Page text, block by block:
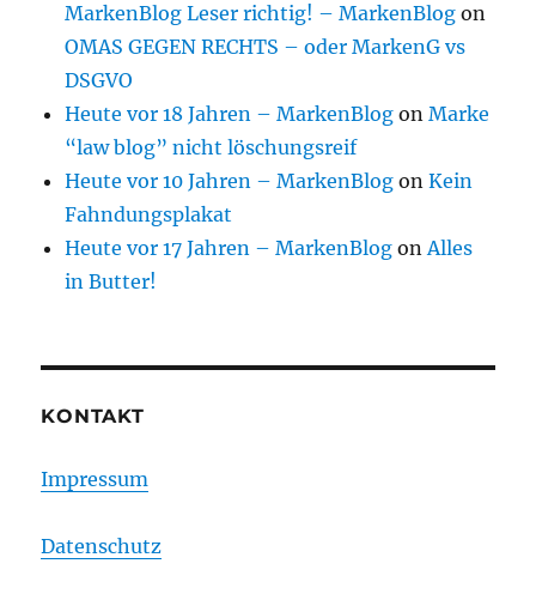
MarkenBlog Leser richtig! – MarkenBlog on
OMAS GEGEN RECHTS – oder MarkenG vs
DSGVO
Heute vor 18 Jahren – MarkenBlog onMarke
“law blog” nicht löschungsreif
Heute vor 10 Jahren – MarkenBlog onKein
Fahndungsplakat
Heute vor 17 Jahren – MarkenBlog onAlles
in Butter!
KONTAKT
Impressum
Datenschutz